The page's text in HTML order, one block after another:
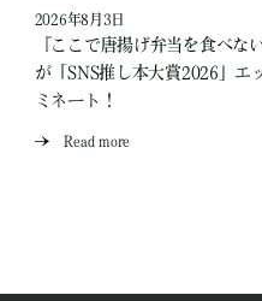
2026年8月3日
『ここで唐揚げ弁当を食べな
が「SNS推し本大賞2026」エ
ミネート！
Read more